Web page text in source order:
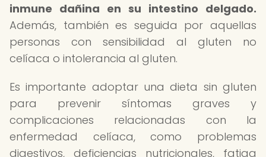
inmune dañina en su intestino delgado.
Además, también es seguida por aquellas
personas con sensibilidad al gluten no
celíaca o intolerancia al gluten.
Es importante adoptar una dieta sin gluten
para prevenir síntomas graves y
complicaciones relacionadas con la
enfermedad celíaca, como problemas
digestivos, deficiencias nutricionales, fatiga